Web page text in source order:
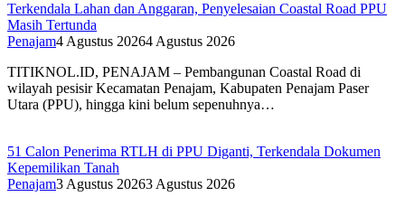
Terkendala Lahan dan Anggaran, Penyelesaian Coastal Road PPU
Masih Tertunda
Penajam4 Agustus 20264 Agustus 2026
TITIKNOL.ID, PENAJAM – Pembangunan Coastal Road di
wilayah pesisir Kecamatan Penajam, Kabupaten Penajam Paser
Utara (PPU), hingga kini belum sepenuhnya…
51 Calon Penerima RTLH di PPU Diganti, Terkendala Dokumen
Kepemilikan Tanah
Penajam3 Agustus 20263 Agustus 2026